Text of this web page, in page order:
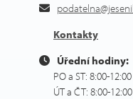
Kontakty
Úřední hodiny:
PO a ST: 8:00-
ÚT a ČT: 8:00-